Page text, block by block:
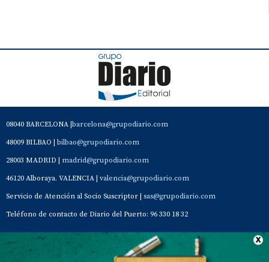
08040 BARCELONA | barcelona@grupodiario.com
48009 BILBAO | bilbao@grupodiario.com
28003 MADRID | madrid@grupodiario.com
46120 Alboraya. VALENCIA | valencia@grupodiario.com
Servicio de Atención al Socio Suscriptor | sas@grupodiario.com
Teléfono de contacto de Diario del Puerto: 96 330 18 32
Contacto Aviso Legal Quiénes somos Política de privacidad